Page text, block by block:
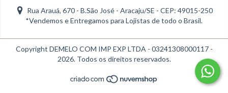
Rua Arauá, 670 - B.São José - Aracaju/SE - CEP: 49015-250
*Vendemos e Entregamos para Lojistas de todo o Brasil.
Copyright DEMELO COM IMP EXP LTDA - 03241308000117 -
2026. Todos os direitos reservados.